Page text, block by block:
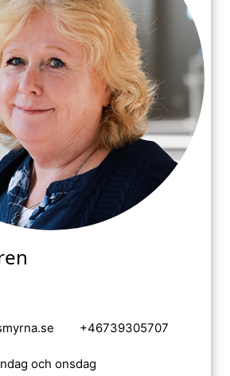
+46739305707
och onsdag